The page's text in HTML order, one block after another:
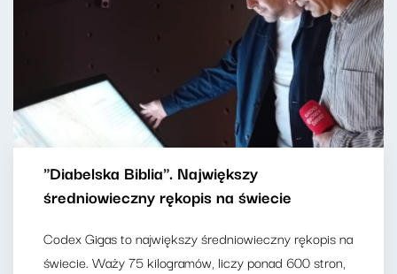
"Diabelska Biblia". Największy
średniowieczny rękopis na świecie
Codex Gigas to największy średniowieczny rękopis na
świecie. Waży 75 kilogramów, liczy ponad 600 stron,